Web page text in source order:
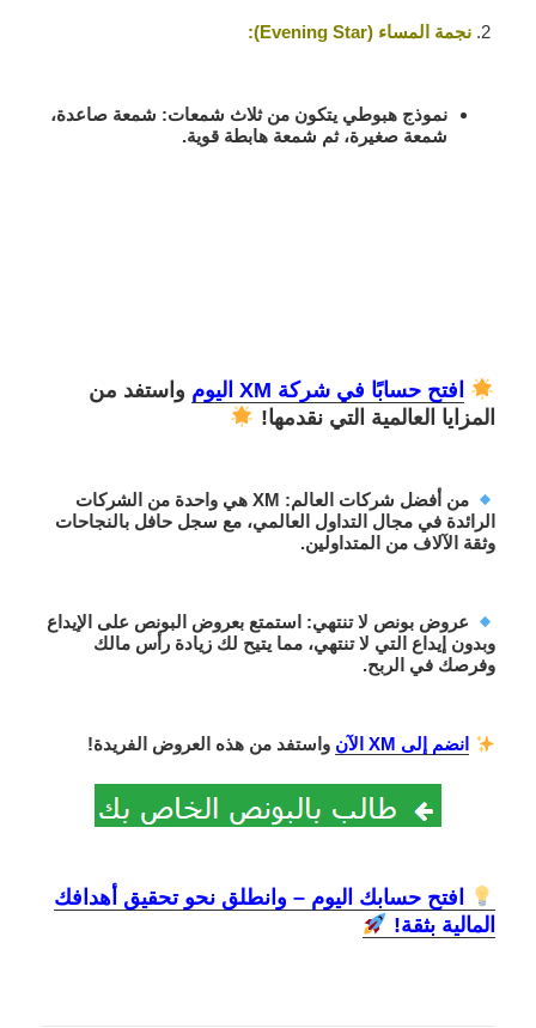
نجمة المساء (Evening Star) :
نموذج هبوطي يتكون من ثلاث شمعات: شمعة صاعدة،
شمعة صغيرة، ثم شمعة هابطة قوية.
افتح حسابًا في شركة XM اليوم
واستفد من
المزايا العالمية التي نقدمها!
من أفضل شركات العالم
: XM هي واحدة من الشركات
الرائدة في مجال التداول العالمي، مع سجل حافل بالنجاحات
وثقة الآلاف من المتداولين.
عروض بونص لا تنتهي: استمتع بعروض البونص على الإيداع
وبدون إيداع التي لا تنتهي، مما يتيح لك زيادة رأس مالك
وفرصك في الربح.
انضم إلى XM الآن واستفد من هذه العروض الفريدة!
افتح حسابك اليوم – وانطلق نحو تحقيق أهدافك
المالية بثقة!